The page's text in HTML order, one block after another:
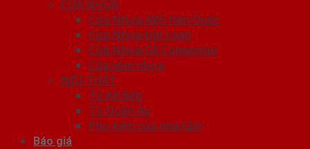
CỬA NHỰA
Cửa Nhựa ABS Hàn Quốc
Cửa Nhựa Đài Loan
Cửa Nhựa Gỗ Composite
Cửa vòm nhựa
NỘI THẤT
Tủ Kệ Bếp
Tủ Quần Áo
Phụ kiện cửa nhà tắm
Báo giá